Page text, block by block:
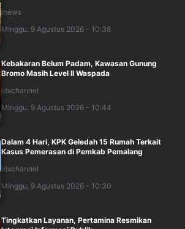
inews
Minggu, 9 Agustus 2026 - 10:38
Kebakaran Belum Padam, Kawasan Gunung
Bromo Masih Level II Waspada
idxchannel
Minggu, 9 Agustus 2026 - 10:44
Dalam 4 Hari, KPK Geledah 15 Rumah Terkait
Kasus Pemerasan di Pemkab Pemalang
idxchannel
Minggu, 9 Agustus 2026 - 10:30
Tingkatkan Layanan, Pertamina Resmikan